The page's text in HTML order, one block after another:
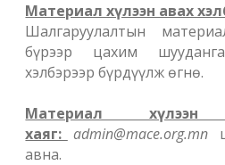
Материал хүлээн авах
Шалгаруулалтын
бүрээр цахим
хэлбэрээр бүрдүүлж өгнө.
Материал
хаяг: admin@mace.org.mn
авна.